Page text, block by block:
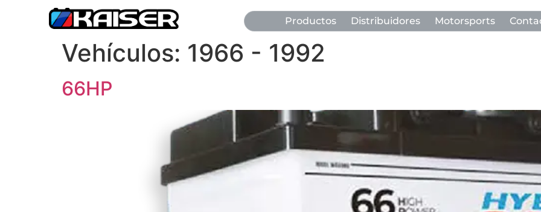
Productos Distribuidores Motorsports
Vehículos: 1966 - 1992
66HP